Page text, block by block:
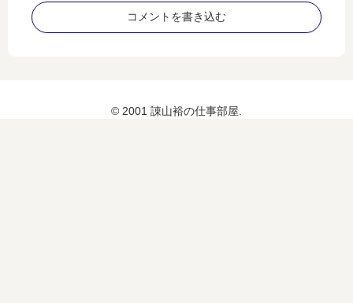
烈
コメントを書き込む
© 2001 諌山裕の仕事部屋.